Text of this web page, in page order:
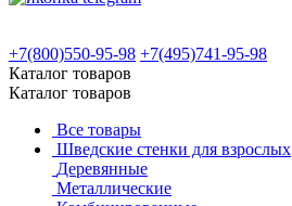
+7(800)550-95-98 +7(495)741-95-98
Каталог товаров
Каталог товаров
Все товары
Шведские стенки для взрослых
Деревянные
Металлические